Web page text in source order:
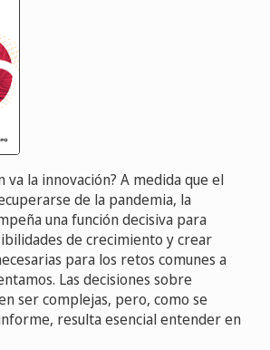
va la innovación? A medida que el
de la pandemia, la
una función decisiva para
de crecimiento y crear
para los retos comunes a
Las decisiones sobre
ser complejas, pero, como se
resulta esencial entender en